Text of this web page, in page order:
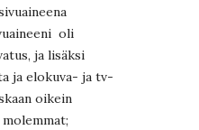
oli
ja lisäksi
ja elokuva- ja tv-
oikein